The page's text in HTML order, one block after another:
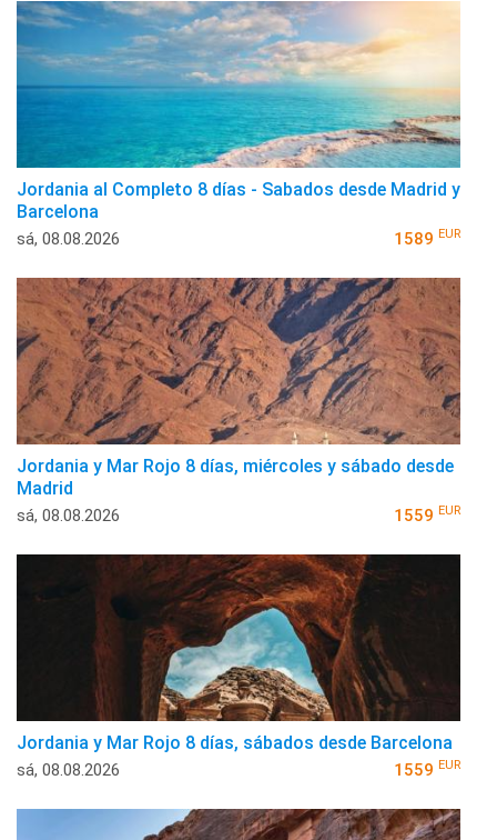
Jordania al Completo 8 días - Sabados desde Madrid y
Barcelona
sá, 08.08.2026 1589 EUR
Jordania y Mar Rojo 8 días, miércoles y sábado desde
Madrid
sá, 08.08.2026 1559 EUR
Jordania y Mar Rojo 8 días, sábados desde Barcelona
sá, 08.08.2026 1559 EUR